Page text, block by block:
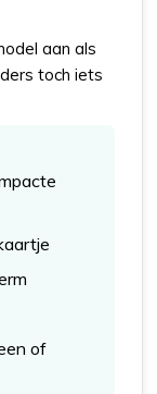
aan als
toch iets
of